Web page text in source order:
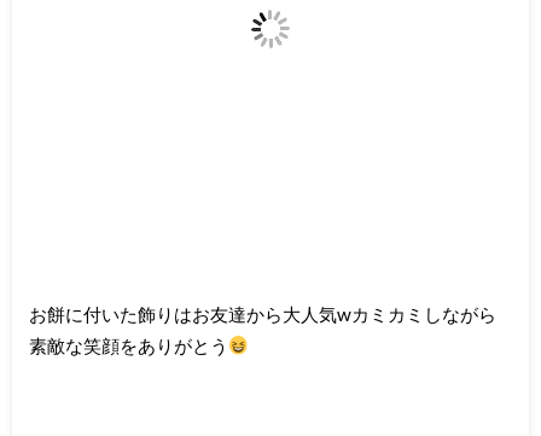
お餅に付いた飾りはお友達から大人気wカミカミしながら
素敵な笑顔をありがとう